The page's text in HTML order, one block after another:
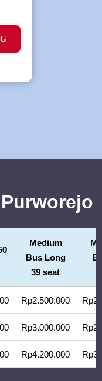
Medium
Bus Long
39 seat
Rp2.500.000
Rp3.000.000
Rp4.200.000